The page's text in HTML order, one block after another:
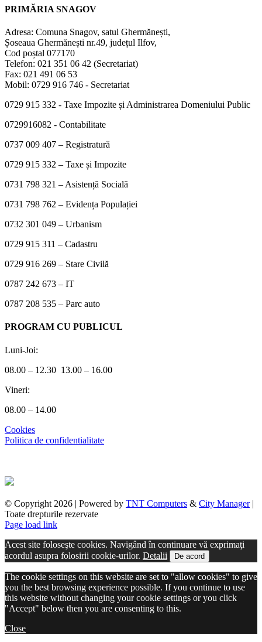
PRIMĂRIA SNAGOV
Adresa: Comuna Snagov, satul Ghermănești,
Șoseaua Ghermănești nr.49, județul Ilfov,
Cod poștal 077170
Telefon: 021 351 06 42 (Secretariat)
Fax: 021 491 06 53
Mobil: 0729 916 746 - Secretariat
0729 915 332 - Taxe Impozite și Administrarea Domeniului Public
0729916082 - Contabilitate
0737 009 407 – Registratură
0729 915 332 – Taxe și Impozite
0731 798 321 – Asistență Socială
0731 798 762 – Evidența Populației
0732 301 049 – Urbanism
0729 915 311 – Cadastru
0729 916 269 – Stare Civilă
0787 242 673 – IT
0787 208 535 – Parc auto
PROGRAM CU PUBLICUL
Luni-Joi:
08.00 – 12.30 13.00 – 16.00
Vineri:
08.00 – 14.00
Cookies
Politica de confidentialitate
© Copyright 2026 | Powered by TNT Computers & City Manager|
Toate drepturile rezervate
Page load link
Acest site foloseşte cookies. Navigând în continuare vă exprimaţi
acordul asupra folosirii cookie-urilor. Detalii De acord
The cookie settings on this website are set to "allow cookies" to give
you the best browsing experience possible. If you continue to use
this website without changing your cookie settings or you click
"Accept" below then you are consenting to this.
Close